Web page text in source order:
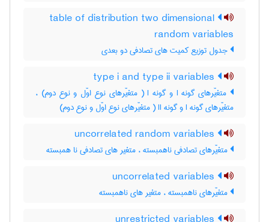
table of distribution two dimensional
random variables
جدول توزیع کمیت های تصادفی دو بعدی
متغیّرهای گونه I و گونه I ( متغیّرهای نوع اوّل و نوع دوم) ،
متغیّرهای گونه I و گونه I‌I ( متغیّرهای نوع اوّل و نوع دوم)
متغیّرهای تصادفی ناهمبسته ، متغیر های تصادفی نا همبسته
متغیّرهای ناهمبسته ، متغیر های ناهمبسته